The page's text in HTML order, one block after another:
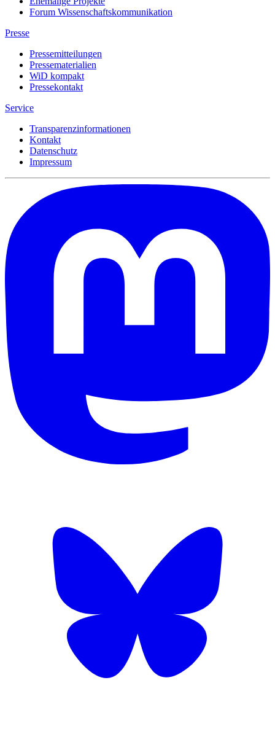
Forum Wissenschaftskommunikation
Presse
Pressemitteilungen
Pressematerialien
WiD kompakt
Pressekontakt
Service
Transparenzinformationen
Kontakt
Datenschutz
Impressum